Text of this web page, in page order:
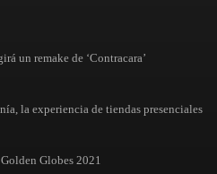
un remake de ‘Contracara’
la experiencia de tiendas presenciales
Globes 2021